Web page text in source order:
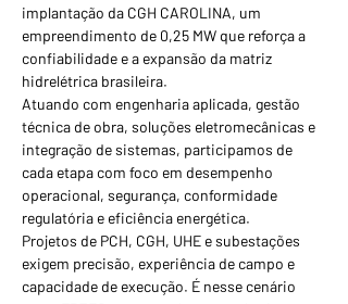
implantação da CGH CAROLINA, um
empreendimento de 0,25 MW que reforça a
confiabilidade e a expansão da matriz
hidrelétrica brasileira.
Atuando com engenharia aplicada, gestão
técnica de obra, soluções eletromecânicas e
integração de sistemas, participamos de
cada etapa com foco em desempenho
operacional, segurança, conformidade
regulatória e eficiência energética.
Projetos de PCH, CGH, UHE e subestações
exigem precisão, experiência de campo e
capacidade de execução. É nesse cenário